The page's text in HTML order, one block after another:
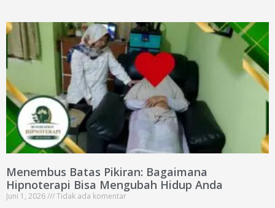
Menembus Batas Pikiran: Bagaimana
Hipnoterapi Bisa Mengubah Hidup Anda
Juni 1, 2026
Tidak ada komentar